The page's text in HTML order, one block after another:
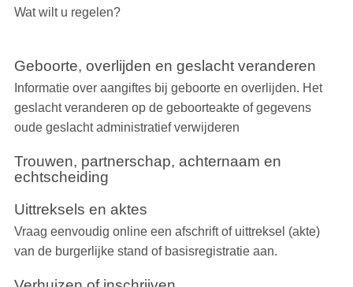
Wat wilt u regelen?
Geboorte, overlijden en geslacht veranderen
Informatie over aangiftes bij geboorte en overlijden. Het
geslacht veranderen op de geboorteakte of gegevens
oude geslacht administratief verwijderen
Trouwen, partnerschap, achternaam en
echtscheiding
Uittreksels en aktes
Vraag eenvoudig online een afschrift of uittreksel (akte)
van de burgerlijke stand of basisregistratie aan.